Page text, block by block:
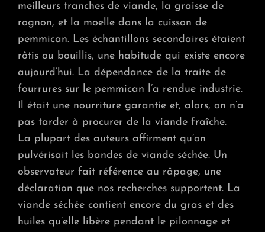
meilleurs tranches de viande, la graisse de
rognon, et la moelle dans la cuisson de
pemmican. Les échantillons secondaires étaient
rôtis ou bouillis, une habitude qui existe encore
aujourd’hui. La dépendance de la traite de
fourrures sur le pemmican l’a rendue industrie.
Il était une nourriture garantie et, alors, on n’a
pas tarder à procurer de la viande fraîche.
La plupart des auteurs affirment qu’on
pulvérisait les bandes de viande séchée. Un
observateur fait référence au râpage, une
déclaration que nos recherches supportent. La
viande séchée contient encore du gras et des
huiles qu’elle libère pendant le pilonnage et